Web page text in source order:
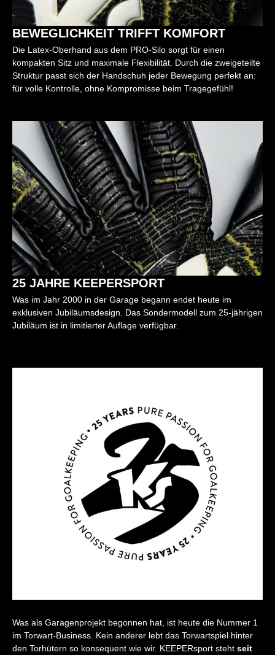
BEWEGLICHKEIT TRIFFT KOMFORT
Die Latex-Oberhand aus dem PRO-Silo sorgt für einen
kompakten Sitz und maximale Flexibilität. Durch die zweigeteilte
Struktur passt sich der Handschuh jeder Bewegung perfekt an:
für volle Kontrolle, ohne Kompromisse beim Tragegefühl!
25 JAHRE KEEPERSPORT
Was im Jahr 2000 in der Garage begann endet heute im
exklusiven Jubiläumsdesign. Das Sondermodell zum 25-jährigen
Jubiläum ist in limitierter Auflage verfügbar.
Was als Garagenprojekt begonnen hat, ist heute die Nummer 1
im Torwart-Business. Kein anderer lebt das Torwartspiel hinter
den Torhütern so konsequent wie wir. KEEPERsport steht seit